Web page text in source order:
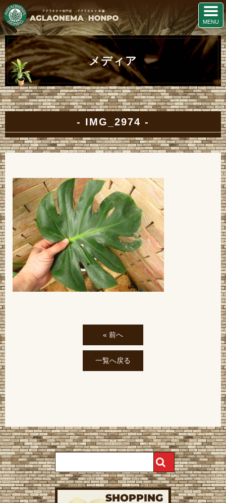
メディア
IMG_2974
« 前へ
一覧へ戻る